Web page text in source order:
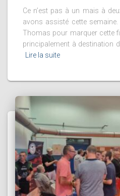
Ce n’est pas à un mais à
avons assisté cette
Thomas pour marquer cette
principalement à destination
Lire la suite